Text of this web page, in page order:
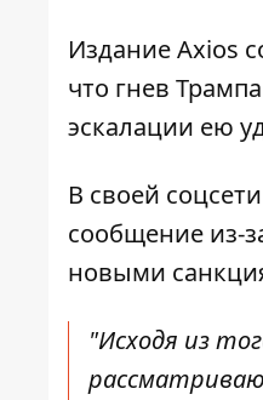
Издание Axios
что гнев
эскалации ею
В своей
сообщение из-
новыми
"Исходя из